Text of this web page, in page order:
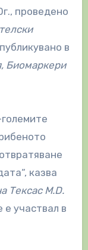
проведено
в
Биомаркери
казва
Тексас M.D.
е участвал в